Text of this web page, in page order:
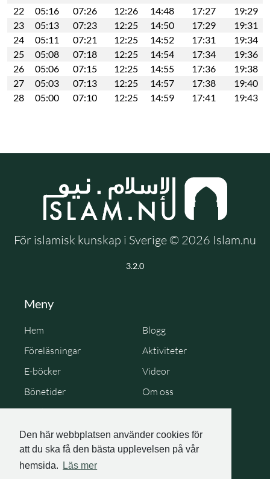
Den här webbplatsen använder cookies för
att du ska få den bästa upplevelsen på vår
hemsida.
Läs mer
22
05:16 07:26 12:26 14:48 17:27
19:29
23
05:13 07:23 12:25 14:50 17:29
19:31
24
05:11 07:21 12:25 14:52 17:31
19:34
25
05:08 07:18 12:25 14:54 17:34
19:36
26
05:06 07:15 12:25 14:55 17:36
19:38
27
05:03 07:13 12:25 14:57 17:38
19:40
28
05:00 07:10 12:25 14:59 17:41 19:43
För islamisk kunskap i Sverige © 2026 Islam.nu
3.2.0
Meny
Hem
Blogg
Föreläsningar
Aktiviteter
E-böcker
Videor
Bönetider
Om oss
Cookie Policy
Personuppgiftspolicy